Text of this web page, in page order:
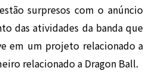
surpresos com o anúncio
das atividades da banda que
em um projeto relacionado a
relacionado a Dragon Ball.